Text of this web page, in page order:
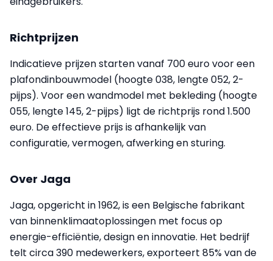
Richtprijzen
Indicatieve prijzen starten vanaf 700 euro voor een
plafondinbouwmodel (hoogte 038, lengte 052, 2-
pijps). Voor een wandmodel met bekleding (hoogte
055, lengte 145, 2-pijps) ligt de richtprijs rond 1.500
euro. De effectieve prijs is afhankelijk van
configuratie, vermogen, afwerking en sturing.
Over Jaga
Jaga, opgericht in 1962, is een Belgische fabrikant
van binnenklimaatoplossingen met focus op
energie-efficiëntie, design en innovatie. Het bedrijf
telt circa 390 medewerkers, exporteert 85% van de